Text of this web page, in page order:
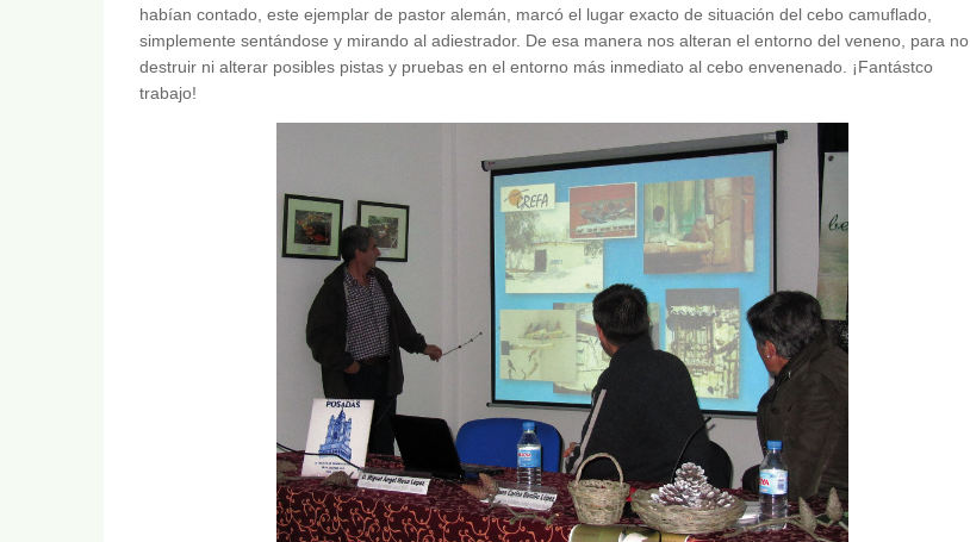
habían contado, este ejemplar de pastor alemán, marcó el lugar exacto de situación del cebo camuflado,
simplemente sentándose y mirando al adiestrador. De esa manera nos alteran el entorno del veneno, para no
destruir ni alterar posibles pistas y pruebas en el entorno más inmediato al cebo envenenado. ¡Fantástco
trabajo!